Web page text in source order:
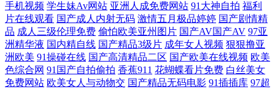
吉衣A片 丁香91大神在线 超碰97在线资源 97色色网址 无码高清h网站 日
本A∨在线观看 久操视频网 激情午夜中国 国产精品黄 超碰在线播放97 av
午夜 在线a久青草视频 东京热福利视 ts人妖av 91精彩视频 午夜狼友AV 日
手机视频 学生妹Av网站 亚洲人成免费网站 91大神自拍 福利
片在线观看 国产成人内射无码 激情五月极品婷婷 国产剧情精
品 成人三级伦理免费 偷怕欧美亚州图片 国产AV国产AV 97亚
洲精华液 国内精自线 国产精品3级片 成年女人视频 狠狠撸亚
洲欧美 91操碰在线 国产高清精品二区 国产欧美在线视频 欧美
色综合网 91国产自拍偷拍 香蕉911 花蝴蝶看片免费 白丝美女
免费网站 欧美女人与动物交 国产精品无码电影 91插插库 97超